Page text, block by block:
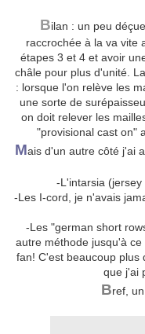
Bilan : un peu
raccrochée à la va vite
étapes 3 et 4 et avoir
châle pour plus d'unité.
: lorsque l'on relève les
une sorte de
on doit relever les
"provisional cast on"
Mais d'un autre côté j'ai
-L'intarsia
-Les I-cord, je n'avais
-Les "german short
autre méthode jusqu'à
fan! C'est beaucoup plus
que j'ai
Bref,